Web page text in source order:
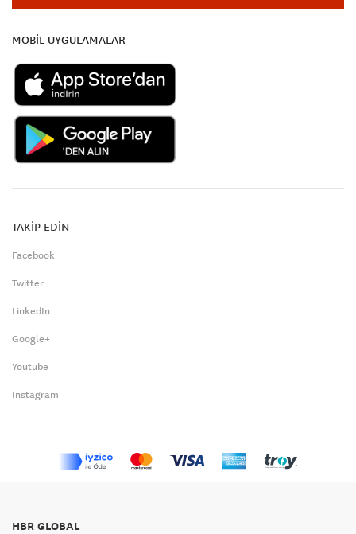
MOBİL UYGULAMALAR
TAKİP EDİN
Facebook
Twitter
LinkedIn
Google+
Youtube
Instagram
HBR GLOBAL